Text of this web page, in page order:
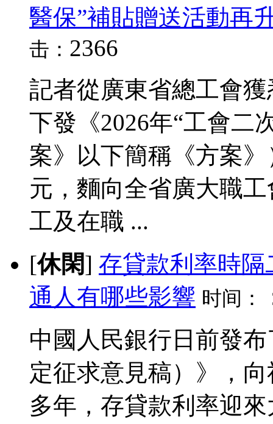
醫保”補貼贈送活動再
击： 2366
記者從廣東省總工會
下發《2026年“工會二
案》以下簡稱《方案
元，麵向全省廣大職
工及在職 ...
[休閑] 存貸款利率時
通人有哪些影響 时间：
中國人民銀行日前發
定征求意見稿）》，
多年，存貸款利率迎